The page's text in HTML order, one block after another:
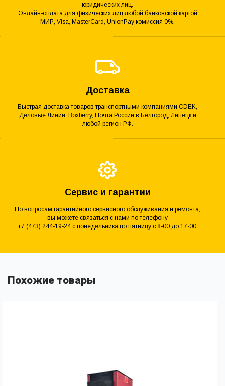
юридических лиц.
Онлайн-оплата для физических лиц любой банковской картой
МИР, Visa, MasterCard, UnionPay комиссия 0%.
Доставка
Быстрая доставка товаров транспортными компаниями CDEK,
Деловые Линии, Boxberry, Почта России в Белгород, Липецк и
любой регион РФ.
Сервис и гарантии
По вопросам гарантийного сервисного обслуживания и ремонта,
вы можете связаться с нами по телефону
+7 (473) 244-19-24 с понедельника по пятницу с 8-00 до 17-00.
Похожие товары